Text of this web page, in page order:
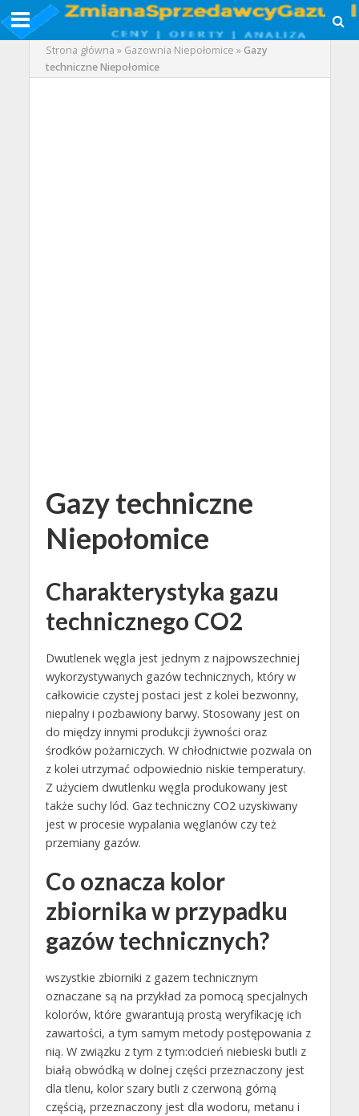
Strona główna » Gazownia Niepołomice »Gazy
techniczne Niepołomice
Gazy techniczne
Niepołomice
Charakterystyka gazu
technicznego CO2
Dwutlenek węgla jest jednym z najpowszechniej
wykorzystywanych gazów technicznych, który w
całkowicie czystej postaci jest z kolei bezwonny,
niepalny i pozbawiony barwy. Stosowany jest on
do między innymi produkcji żywności oraz
środków pożarniczych. W chłodnictwie pozwala on
z kolei utrzymać odpowiednio niskie temperatury.
Z użyciem dwutlenku węgla produkowany jest
także suchy lód. Gaz techniczny CO2 uzyskiwany
jest w procesie wypalania węglanów czy też
przemiany gazów.
Co oznacza kolor
zbiornika w przypadku
gazów technicznych?
wszystkie zbiorniki z gazem technicznym
oznaczane są na przykład za pomocą specjalnych
kolorów, które gwarantują prostą weryfikację ich
zawartości, a tym samym metody postępowania z
nią. W związku z tym z tym:odcień niebieski butli z
białą obwódką w dolnej części przeznaczony jest
dla tlenu, kolor szary butli z czerwoną górną
częścią, przeznaczony jest dla wodoru, metanu i